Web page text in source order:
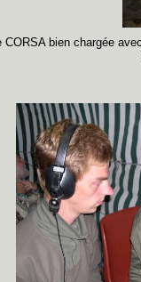
CORSA bien chargée